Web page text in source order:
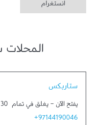
انستغرام
ستاربكس
يفتح الآن - يغلق في تمام
+97144190046